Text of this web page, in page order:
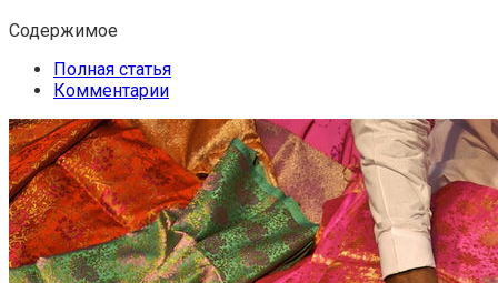
Содержимое
Полная статья
Комментарии